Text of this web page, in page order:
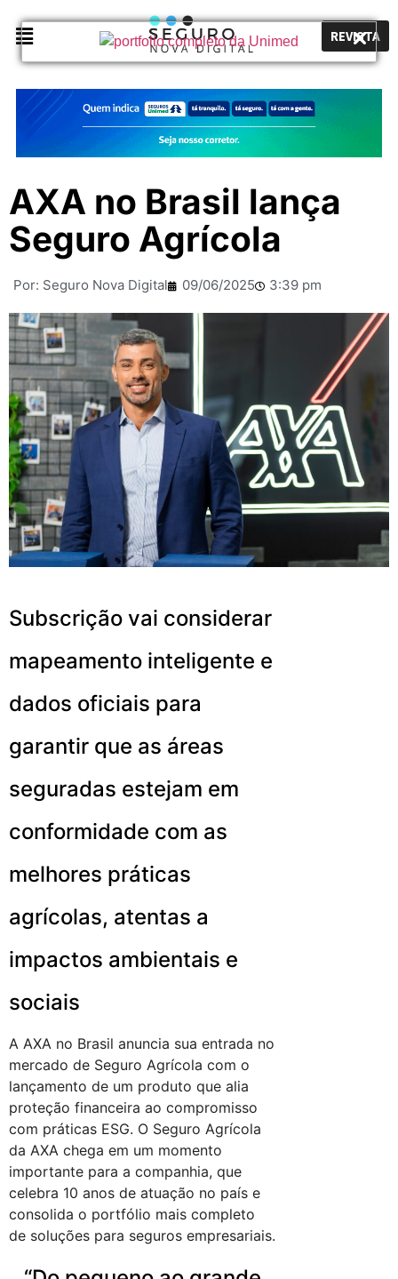
REVISTA
AXA no Brasil lança
Seguro Agrícola
Por: Seguro Nova Digital 09/06/2025 3:39 pm
Subscrição vai considerar
mapeamento inteligente e
dados oficiais para
garantir que as áreas
seguradas estejam em
conformidade com as
melhores práticas
agrícolas, atentas a
impactos ambientais e
sociais
A AXA no Brasil anuncia sua entrada no
mercado de Seguro Agrícola com o
lançamento de um produto que alia
proteção financeira ao compromisso
com práticas ESG. O Seguro Agrícola
da AXA chega em um momento
importante para a companhia, que
celebra 10 anos de atuação no país e
consolida o portfólio mais completo
de soluções para seguros empresariais.